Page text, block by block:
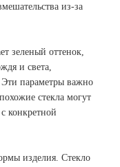
из-за
зеленый оттенок,
и света,
Эти параметры важно
стекла могут
конкретной
изделия. Стекло